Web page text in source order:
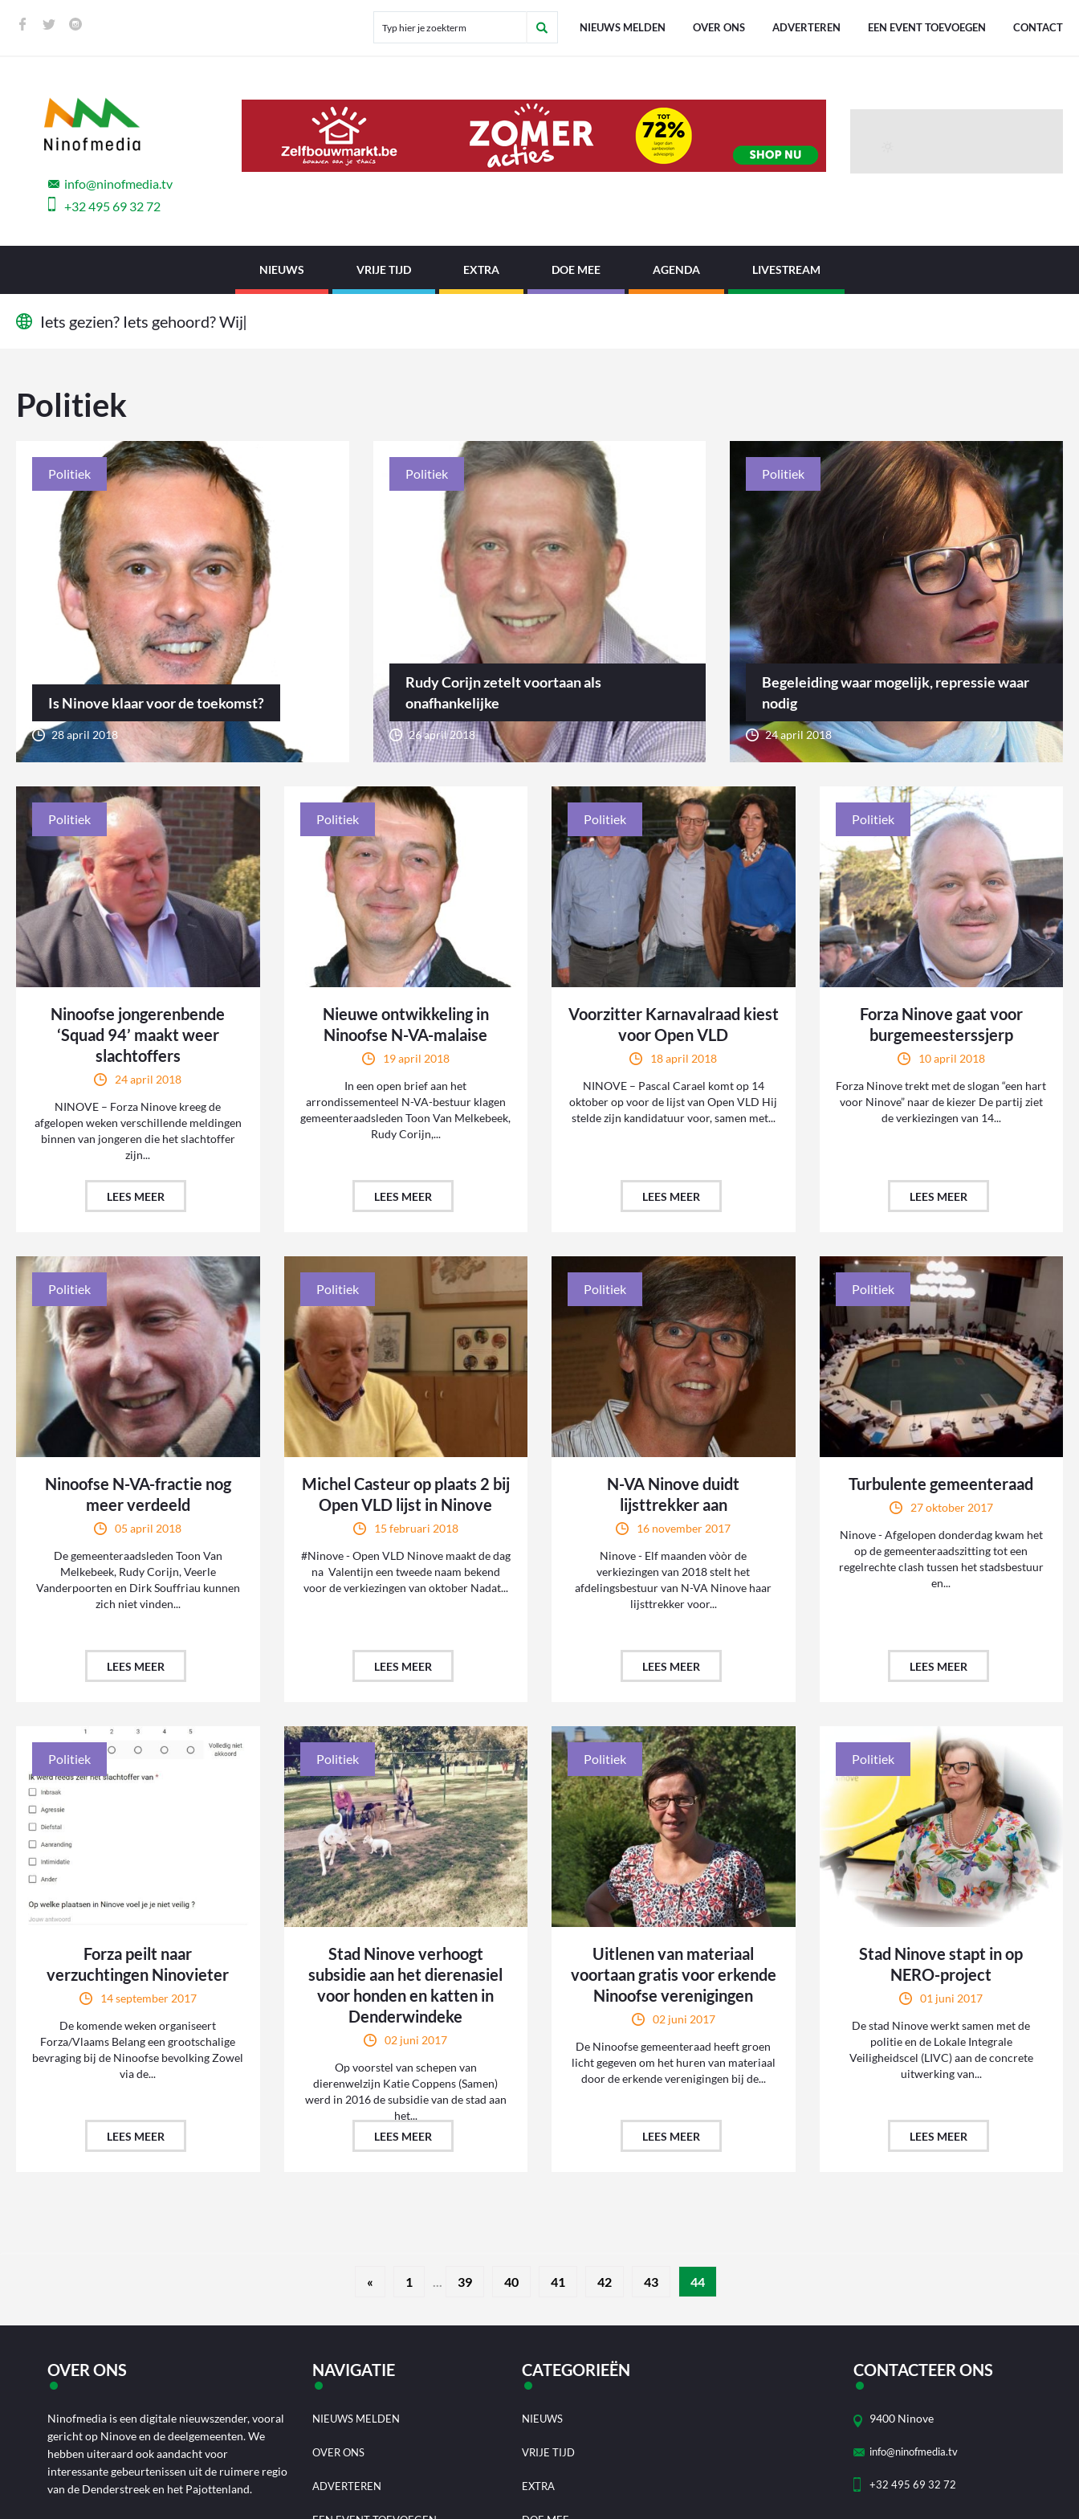
NIEUWS MELDEN OVER ONS ADVERTEREN EEN EVENT TOEVOEGEN CONTACT
info@ninofmedia.tv
+32 495 69 32 72
NIEUWS VRIJE TIJD EXTRA DOE MEE AGENDA LIVESTREAM
Iets gezien? Iets gehoord?Wij
Politiek
Politiek
Is Ninove klaar voor de toekomst?
28 april 2018
Politiek
Rudy Corijn zetelt voortaan als
onafhankelijke
26 april 2018
Politiek
Begeleiding waar mogelijk, repressie waar
nodig
24 april 2018
Politiek
Ninoofse jongerenbende
‘Squad 94’ maakt weer
slachtoffers
24 april 2018
NINOVE – Forza Ninove kreeg de
afgelopen weken verschillende meldingen
binnen van jongeren die het slachtoffer
zijn...
LEES MEER
Politiek
Nieuwe ontwikkeling in
Ninoofse N-VA-malaise
19 april 2018
In een open brief aan het
arrondissementeel N-VA-bestuur klagen
gemeenteraadsleden Toon Van Melkebeek,
Rudy Corijn,...
LEES MEER
Politiek
Voorzitter Karnavalraad kiest
voor Open VLD
18 april 2018
NINOVE – Pascal Carael komt op 14
oktober op voor de lijst van Open VLD Hij
stelde zijn kandidatuur voor, samen met...
LEES MEER
Politiek
Forza Ninove gaat voor
burgemeesterssjerp
10 april 2018
Forza Ninove trekt met de slogan “een hart
voor Ninove” naar de kiezer De partij ziet
de verkiezingen van 14...
LEES MEER
Politiek
Ninoofse N-VA-fractie nog
meer verdeeld
05 april 2018
De gemeenteraadsleden Toon Van
Melkebeek, Rudy Corijn, Veerle
Vanderpoorten en Dirk Souffriau kunnen
zich niet vinden...
LEES MEER
Politiek
Michel Casteur op plaats 2 bij
Open VLD lijst in Ninove
15 februari 2018
#Ninove - Open VLD Ninove maakt de dag
na Valentijn een tweede naam bekend
voor de verkiezingen van oktober Nadat...
LEES MEER
Politiek
N-VA Ninove duidt
lijsttrekker aan
16 november 2017
Ninove - Elf maanden vòòr de
verkiezingen van 2018 stelt het
afdelingsbestuur van N-VA Ninove haar
lijsttrekker voor...
LEES MEER
Politiek
Turbulente gemeenteraad
27 oktober 2017
Ninove - Afgelopen donderdag kwam het
op de gemeenteraadszitting tot een
regelrechte clash tussen het stadsbestuur
en...
LEES MEER
Politiek
Forza peilt naar
verzuchtingen Ninovieter
14 september 2017
De komende weken organiseert
Forza/Vlaams Belang een grootschalige
bevraging bij de Ninoofse bevolking Zowel
via de...
LEES MEER
Politiek
Stad Ninove verhoogt
subsidie aan het dierenasiel
voor honden en katten in
Denderwindeke
02 juni 2017
Op voorstel van schepen van
dierenwelzijn Katie Coppens (Samen)
werd in 2016 de subsidie van de stad aan
het...
LEES MEER
Politiek
Uitlenen van materiaal
voortaan gratis voor erkende
Ninoofse verenigingen
02 juni 2017
De Ninoofse gemeenteraad heeft groen
licht gegeven om het huren van materiaal
door de erkende verenigingen bij de...
LEES MEER
Politiek
Stad Ninove stapt in op
NERO-project
01 juni 2017
De stad Ninove werkt samen met de
politie en de Lokale Integrale
Veiligheidscel (LIVC) aan de concrete
uitwerking van...
LEES MEER
« 1 ... 39 40 41 42 43 44
OVER ONS
Ninofmedia is een digitale nieuwszender, vooral
gericht op Ninove en de deelgemeenten. We
hebben uiteraard ook aandacht voor
interessante gebeurtenissen uit de ruimere regio
van de Denderstreek en het Pajottenland.
NAVIGATIE
NIEUWS MELDEN
OVER ONS
ADVERTEREN
CATEGORIEËN
NIEUWS
VRIJE TIJD
EXTRA
CONTACTEER ONS
9400 Ninove
info@ninofmedia.tv
+32 495 69 32 72